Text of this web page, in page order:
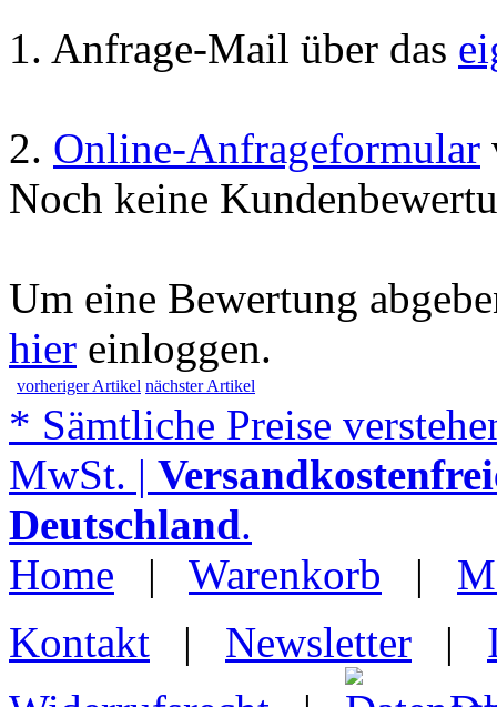
1. Anfrage-Mail über das
2. Online-Anfrageformular
Noch keine
Um eine Bewertung
hier einloggen.
vorheriger Artikel nächster Artikel
* Sämtliche Preise
MwSt. |
Deutschland.
Home | Warenkorb |
Kontakt | Newsletter |